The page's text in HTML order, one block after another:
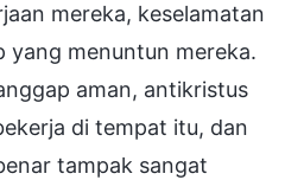
mereka, keselamatan
yang menuntun mereka.
aman, antikristus
di tempat itu, dan
tampak sangat